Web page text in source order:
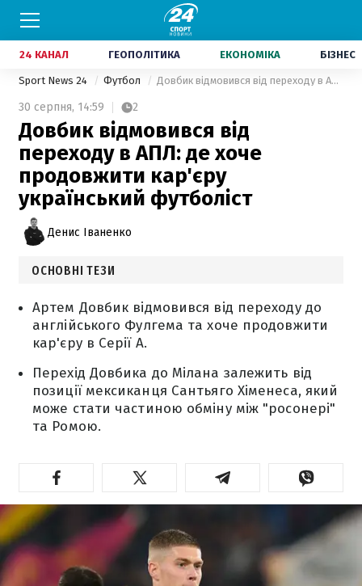
24 КАНАЛ ГЕОПОЛІТИКА ЕКОНОМІКА БІЗНЕС
Sport News 24 Футбол Довбик відмовився від переходу в АПЛ: де хоче продовжити кар'єру український футболіст
30 серпня, 14:59 2
Довбик відмовився від
переходу в АПЛ: де хоче
продовжити кар'єру
український футболіст
Денис Іваненко
ОСНОВНІ ТЕЗИ
Артем Довбик відмовився від переходу до
англійського Фулгема та хоче продовжити
кар'єру в Серії А.
Перехід Довбика до Мілана залежить від
позиції мексиканця Сантьяго Хіменеса, який
може стати частиною обміну між "росонері"
та Ромою.